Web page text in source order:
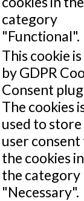
category
"Functional".
This cookie
by GDPR
Consent
The cookies
used to
user
the cookies in
the category
"Necessary".